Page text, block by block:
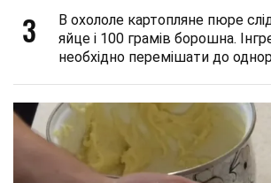
3
В охололе картопляне пюре
яйце і 100 грамів борошна.
необхідно перемішати до